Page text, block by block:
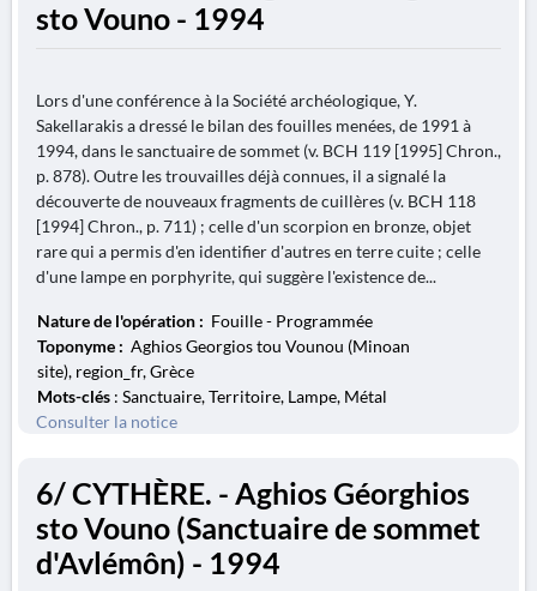
sto Vouno - 1994
Lors d'une conférence à la Société archéologique, Y.
Sakellarakis a dressé le bilan des fouilles menées, de 1991 à
1994, dans le sanctuaire de sommet (v. BCH 119 [1995] Chron.,
p. 878). Outre les trouvailles déjà connues, il a signalé la
découverte de nouveaux fragments de cuillères (v. BCH 118
[1994] Chron., p. 711) ; celle d'un scorpion en bronze, objet
rare qui a permis d'en identifier d'autres en terre cuite ; celle
d'une lampe en porphyrite, qui suggère l'existence de...
Nature de l'opération : Fouille - Programmée
Toponyme : Aghios Georgios tou Vounou (Minoan
site), region_fr, Grèce
Mots-clés : Sanctuaire, Territoire, Lampe, Métal
Consulter la notice
6/ CYTHÈRE. - Aghios Géorghios
sto Vouno (Sanctuaire de sommet
d'Avlémôn) - 1994